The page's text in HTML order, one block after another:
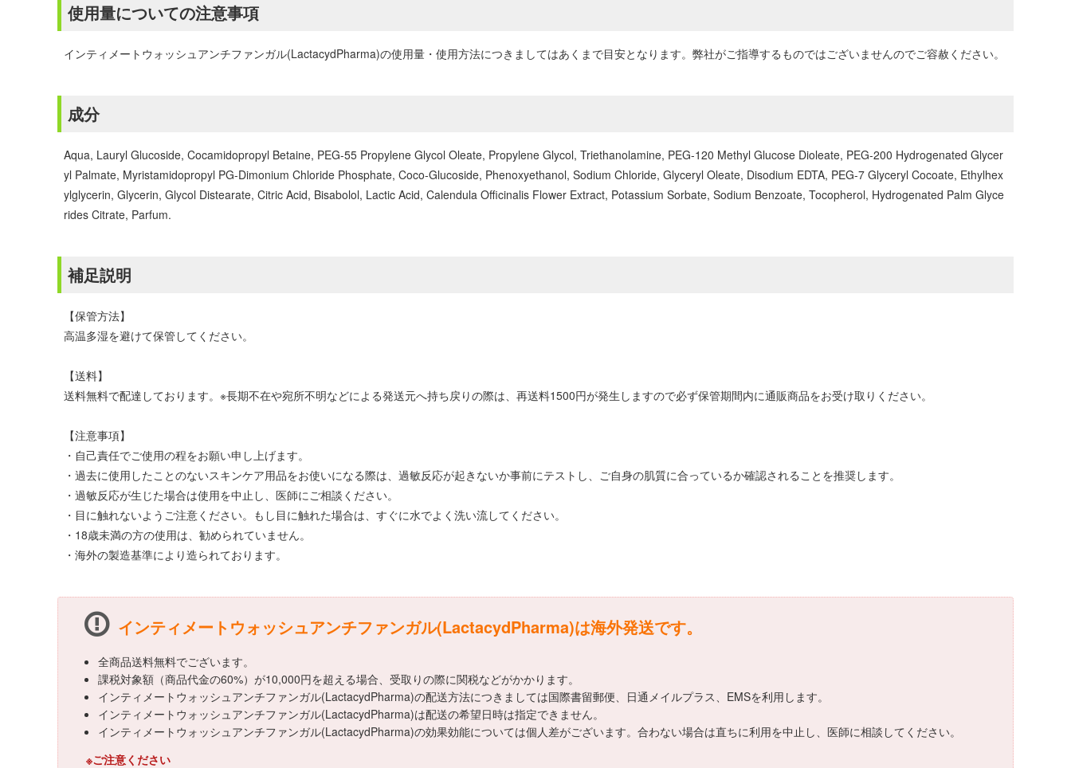
使用量についての注意事項
インティメートウォッシュアンチファンガル(LactacydPharma)の使用量・使用方法につきましてはあくまで目安となります。弊社がご指導するものではございませんのでご容赦ください。
成分
Aqua, Lauryl Glucoside, Cocamidopropyl Betaine, PEG-55 Propylene Glycol Oleate, Propylene Glycol, Triethanolamine, PEG-120 Methyl Glucose Dioleate, PEG-200 Hydrogenated Glycer
yl Palmate, Myristamidopropyl PG-Dimonium Chloride Phosphate, Coco-Glucoside, Phenoxyethanol, Sodium Chloride, Glyceryl Oleate, Disodium EDTA, PEG-7 Glyceryl Cocoate, Ethylhex
ylglycerin, Glycerin, Glycol Distearate, Citric Acid, Bisabolol, Lactic Acid, Calendula Officinalis Flower Extract, Potassium Sorbate, Sodium Benzoate, Tocopherol, Hydrogenated Palm Glyce
rides Citrate, Parfum.
補足説明
【保管方法】
高温多湿を避けて保管してください。
【送料】
送料無料で配達しております。※長期不在や宛所不明などによる発送元へ持ち戻りの際は、再送料1500円が発生しますので必ず保管期間内に通販商品をお受け取りください。
【注意事項】
・自己責任でご使用の程をお願い申し上げます。
・過去に使用したことのないスキンケア用品をお使いになる際は、過敏反応が起きないか事前にテストし、ご自身の肌質に合っているか確認されることを推奨します。
・過敏反応が生じた場合は使用を中止し、医師にご相談ください。
・目に触れないようご注意ください。もし目に触れた場合は、すぐに水でよく洗い流してください。
・18歳未満の方の使用は、勧められていません。
・海外の製造基準により造られております。
インティメートウォッシュアンチファンガル(LactacydPharma)は海外発送です。
全商品送料無料でございます。
課税対象額（商品代金の60%）が10,000円を超える場合、受取りの際に関税などがかかります。
インティメートウォッシュアンチファンガル(LactacydPharma)の配送方法につきましては国際書留郵便、日通メイルプラス、EMSを利用します。
インティメートウォッシュアンチファンガル(LactacydPharma)は配送の希望日時は指定できません。
インティメートウォッシュアンチファンガル(LactacydPharma)の効果効能については個人差がございます。合わない場合は直ちに利用を中止し、医師に相談してください。
※ご注意ください